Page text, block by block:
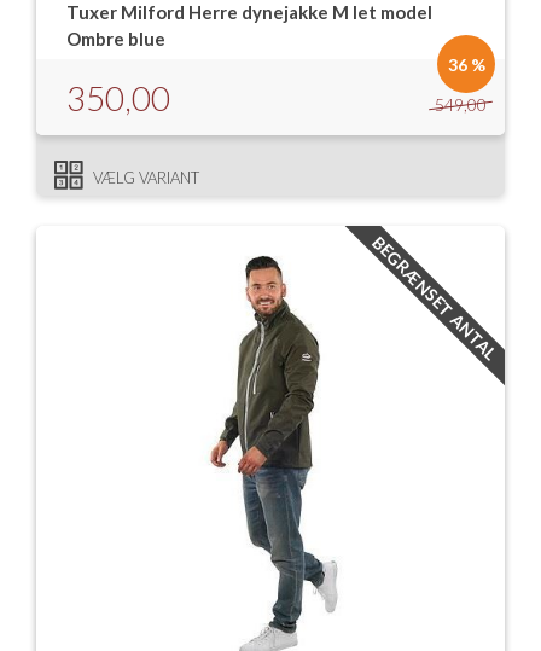
Tuxer Milford Herre dynejakke M let model
Ombre blue
549,00
350,00
36 %
VÆLG VARIANT
BEGRÆNSET ANTAL